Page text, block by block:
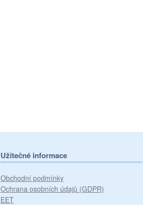
Užitečné informace
Obchodní podmínky
Ochrana osobních údajů (GDPR)
EET